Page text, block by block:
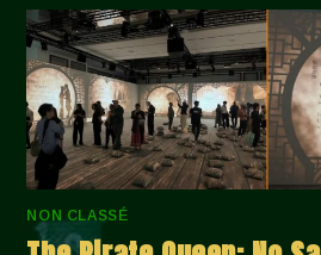
NON CLASSÉ